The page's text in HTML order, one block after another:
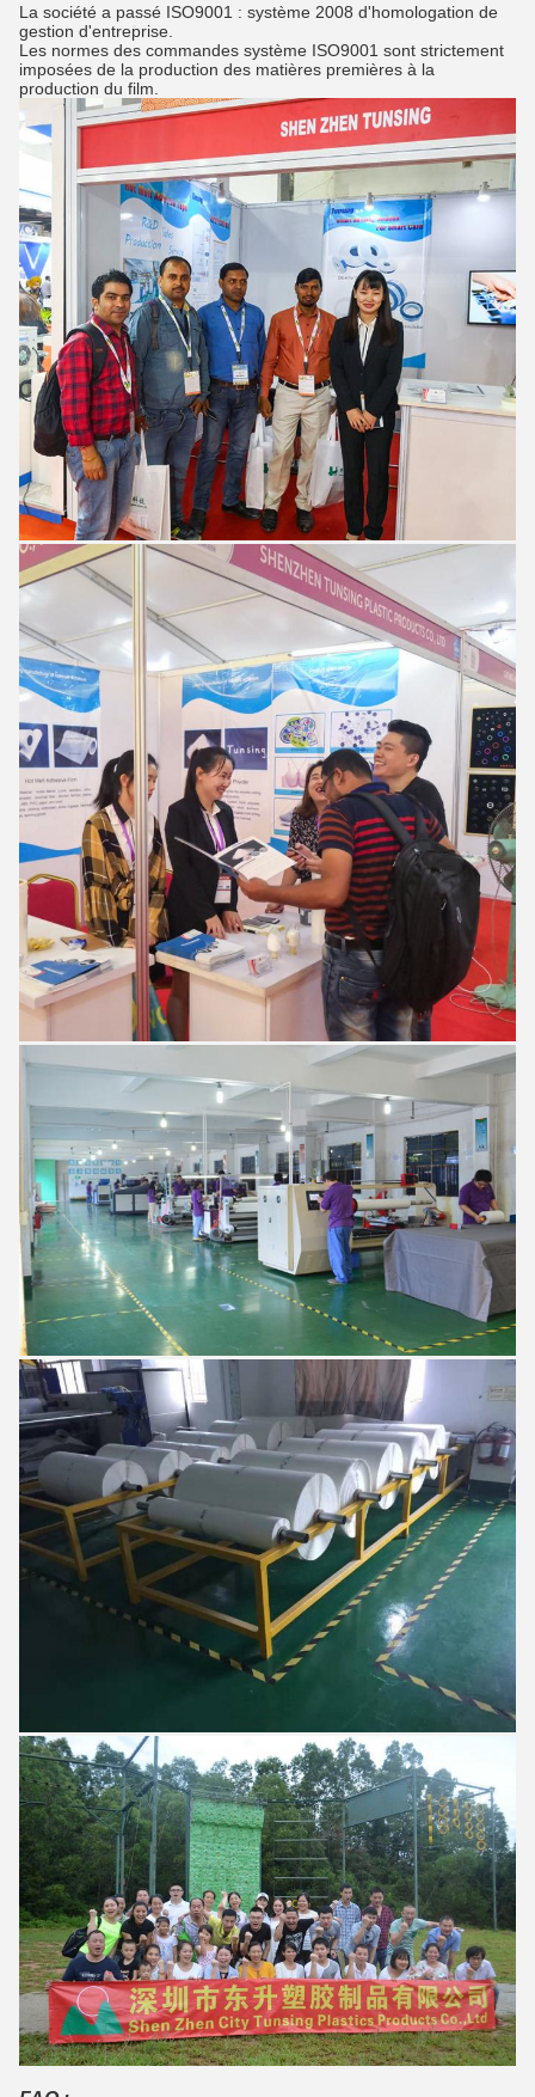
La société a passé ISO9001 : système 2008 d'homologation de
gestion d'entreprise.
Les normes des commandes système ISO9001 sont strictement
imposées de la production des matières premières à la
production du film.